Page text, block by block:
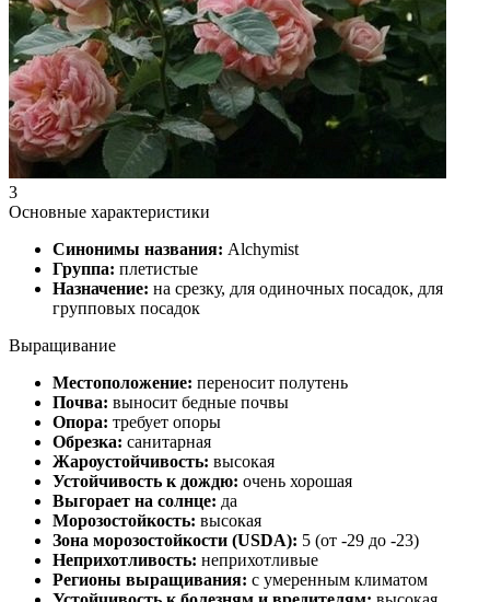
3
Основные характеристики
Синонимы названия: Alchymist
Группа: плетистые
Назначение: на срезку, для одиночных посадок, для
групповых посадок
Выращивание
Местоположение: переносит полутень
Почва: выносит бедные почвы
Опора: требует опоры
Обрезка: санитарная
Жароустойчивость: высокая
Устойчивость к дождю: очень хорошая
Выгорает на солнце: да
Морозостойкость: высокая
Зона морозостойкости (USDA): 5 (от -29 до -23)
Неприхотливость: неприхотливые
Регионы выращивания: с умеренным климатом